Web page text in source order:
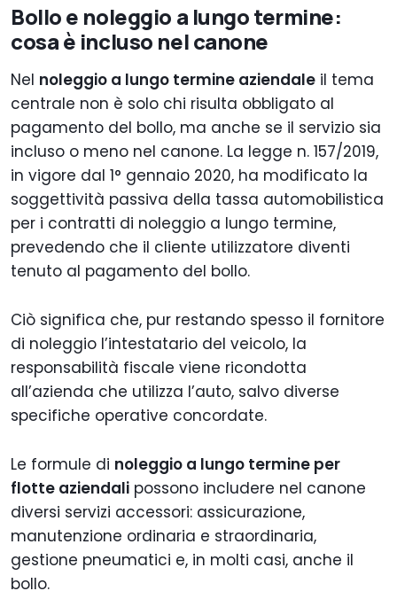
Bollo e noleggio a lungo termine:
cosa è incluso nel canone
Nel noleggio a lungo termine aziendale il tema
centrale non è solo chi risulta obbligato al
pagamento del bollo, ma anche se il servizio sia
incluso o meno nel canone. La legge n. 157/2019,
in vigore dal 1° gennaio 2020, ha modificato la
soggettività passiva della tassa automobilistica
per i contratti di noleggio a lungo termine,
prevedendo che il cliente utilizzatore diventi
tenuto al pagamento del bollo.
Ciò significa che, pur restando spesso il fornitore
di noleggio l’intestatario del veicolo, la
responsabilità fiscale viene ricondotta
all’azienda che utilizza l’auto, salvo diverse
specifiche operative concordate.
Le formule di noleggio a lungo termine per
flotte aziendali possono includere nel canone
diversi servizi accessori: assicurazione,
manutenzione ordinaria e straordinaria,
gestione pneumatici e, in molti casi, anche il
bollo.